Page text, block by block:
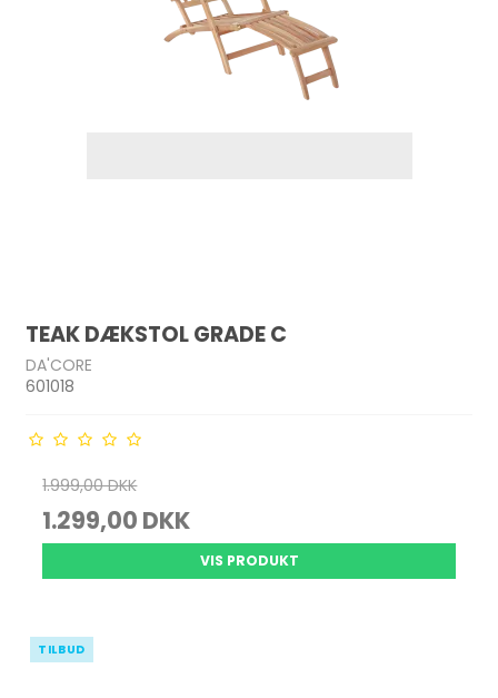
TEAK DÆKSTOL GRADE C
DA'CORE
601018
1.999,00 DKK
1.299,00 DKK
VIS PRODUKT
TILBUD